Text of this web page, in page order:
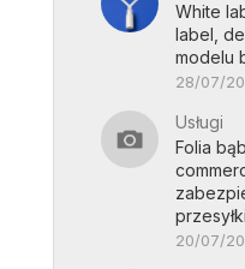
White
label,
modelu
28/07/
Usługi
Folia
20/07/